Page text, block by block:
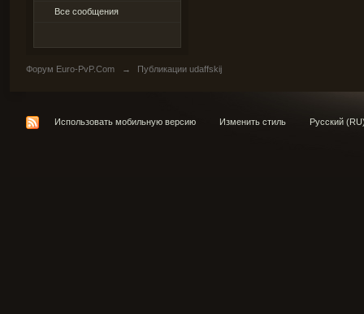
Все сообщения
Форум Euro-PvP.Com → Публикации udaffskij
Использовать мобильную версию Изменить стиль Русский